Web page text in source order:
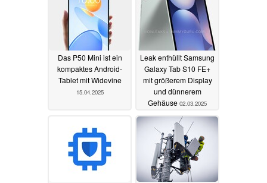
Das P50 Mini ist ein
kompaktes Android-
Tablet mit Widevine
15.04.2025
Leak enthüllt Samsung
Galaxy Tab S10 FE+
mit größerem Display
und dünnerem
Gehäuse 02.03.2025